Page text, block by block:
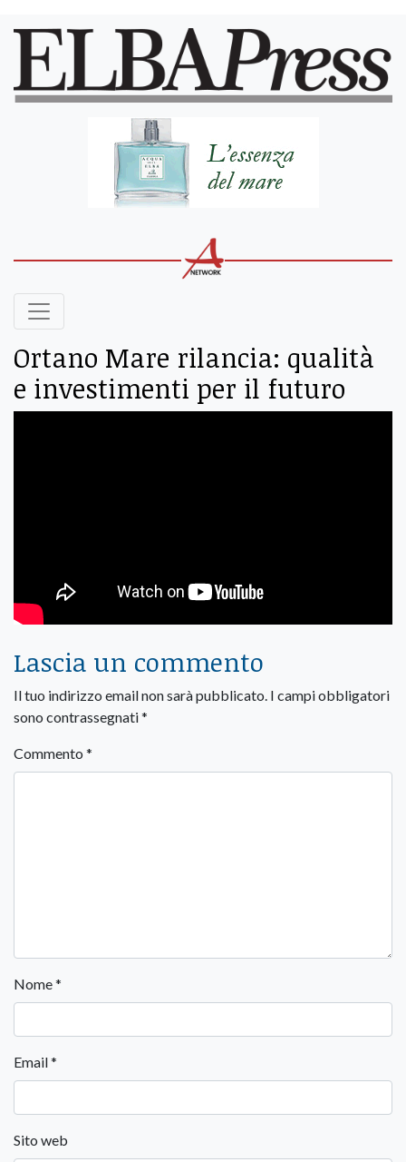
Ortano Mare rilancia: qualità
e investimenti per il futuro
Lascia un commento
Il tuo indirizzo email non sarà pubblicato. I campi obbligatori
sono contrassegnati*
Commento *
Nome*
Email*
Sito web